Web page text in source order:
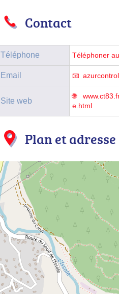
Contact
Téléphone Téléphoner
Email
Site web
e.html
Plan et adresse